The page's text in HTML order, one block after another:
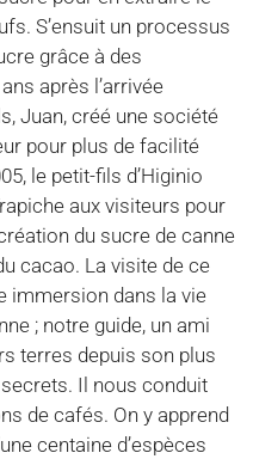
S’ensuit un processus
grâce à des
après l’arrivée
Juan, créé une société
pour plus de facilité
le petit-fils d’Higinio
aux visiteurs pour
du sucre de canne
cacao. La visite de ce
immersion dans la vie
; notre guide, un ami
terres depuis son plus
Il nous conduit
de cafés. On y apprend
centaine d’espèces